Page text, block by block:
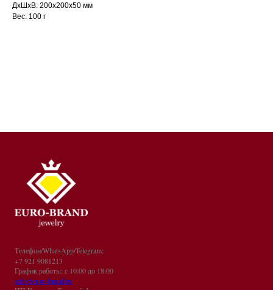
ДxШxВ: 200x200x50 мм
Вес: 100 г
Телефон/WhatsApp/Telegram:
+7 921 9081213
График работы: с 10:00 до 18:00
info@euro-brand.ru